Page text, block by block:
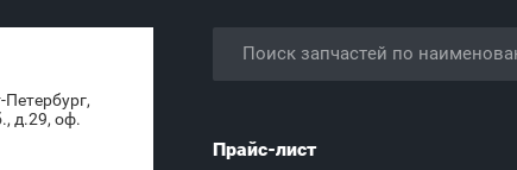
Петербург,
д.29, оф.
Прайс-лист